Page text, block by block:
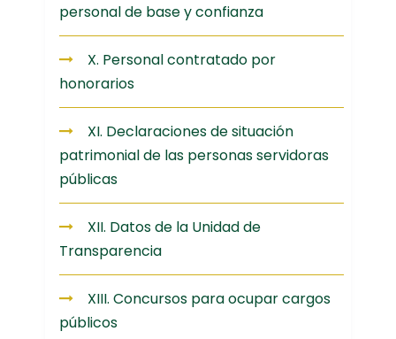
personal de base y confianza
X. Personal contratado por
honorarios
XI. Declaraciones de situación
patrimonial de las personas servidoras
públicas
XII. Datos de la Unidad de
Transparencia
XIII. Concursos para ocupar cargos
públicos